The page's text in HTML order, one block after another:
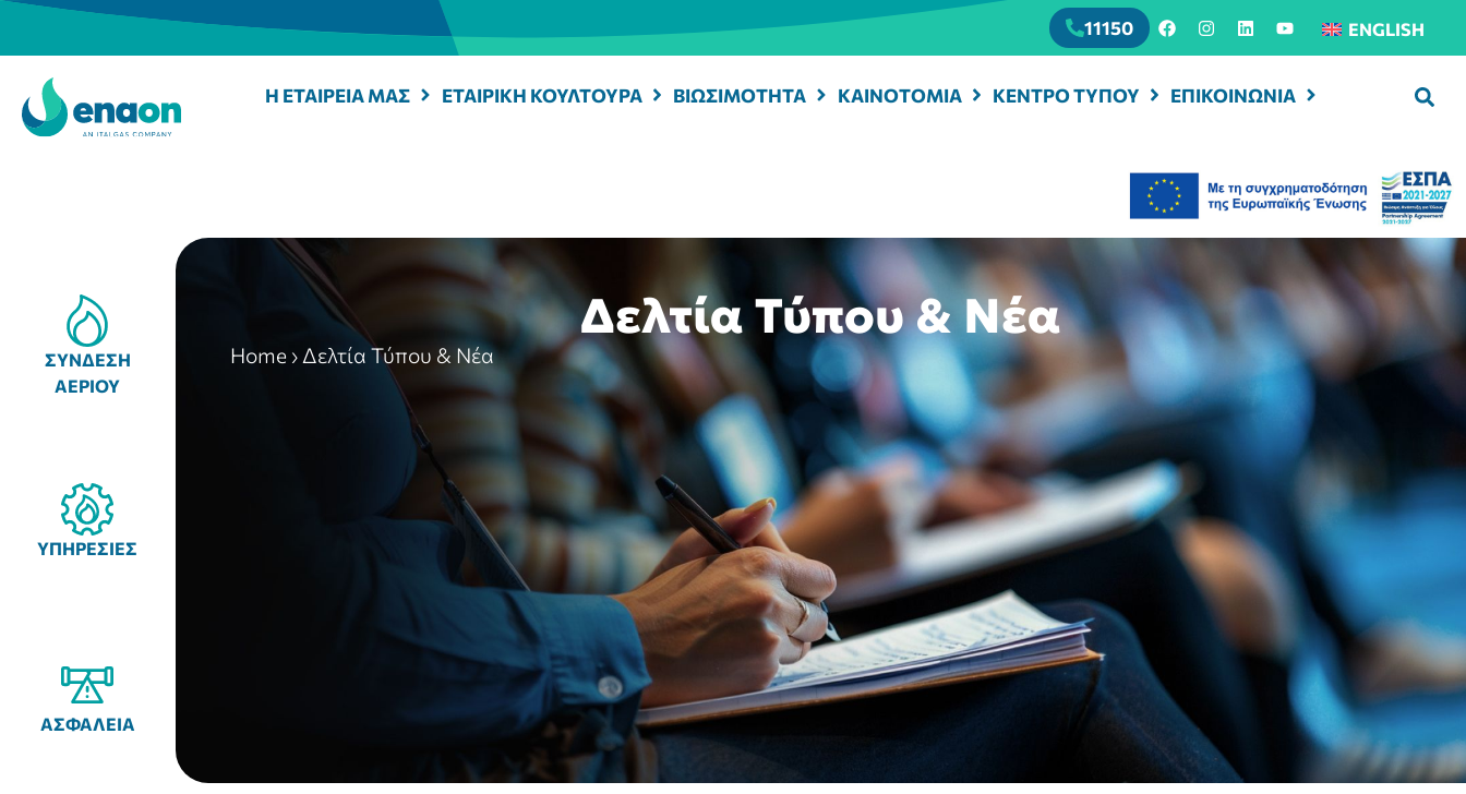
11150 ENGLISH
Η ΕΤΑΙΡΕΙΑ ΜΑΣ ΕΤΑΙΡΙΚΗ ΚΟΥΛΤΟΥΡΑ ΒΙΩΣΙΜΟΤΗΤΑ ΚΑΙΝΟΤΟΜΙΑ ΚΕΝΤΡΟ ΤΥΠΟΥ ΕΠΙΚΟΙΝΩΝΙΑ
ΣΥΝΔΕΣΗ
ΑΕΡΙΟΥ
ΥΠΗΡΕΣΙΕΣ
ΑΣΦΑΛΕΙΑ
Δελτία Τύπου & Νέα
Home › Δελτία Τύπου & Νέα